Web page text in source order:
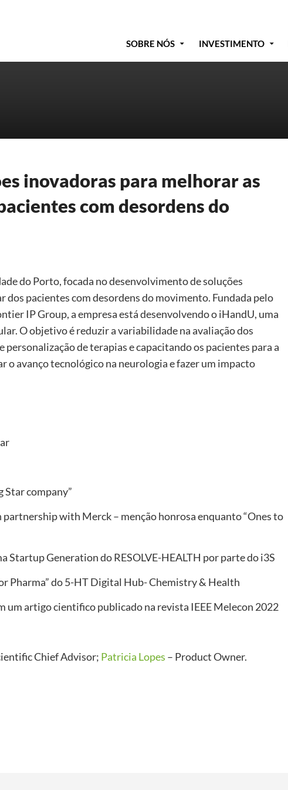
SOBRE NÓS INVESTIMENTO
inovadoras para melhorar as
com desordens do
do Porto, focada no desenvolvimento de soluções
dos pacientes com desordens do movimento. Fundada pelo
IP Group, a empresa está desenvolvendo o iHandU, uma
O objetivo é reduzir a variabilidade na avaliação dos
de terapias e capacitando os pacientes para a
o avanço tecnológico na neurologia e fazer um impacto
Star company”
with Merck – menção honrosa enquanto “Ones to
Startup Generation do RESOLVE-HEALTH por parte do i3S
Pharma” do 5-HT Digital Hub- Chemistry & Health
um artigo cientifico publicado na revista IEEE Melecon 2022
Chief Advisor; Patricia Lopes – Product Owner.